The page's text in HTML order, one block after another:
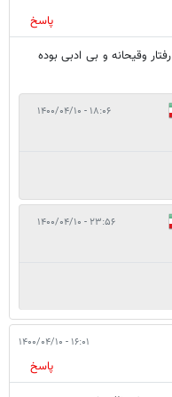
پاسخ
وقیحانه‌‌ و بی ادبی‌ بوده
۱۸:۰۶ - ۱۴۰۰/۰۴/۱۰
۲۳:۵۶ - ۱۴۰۰/۰۴/۱۰
۱۶:۰۱ - ۱۴۰۰/۰۴/۱۰
پاسخ